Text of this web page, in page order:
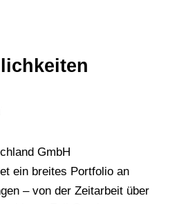
GmbH
ein breites Portfolio an
– von der Zeitarbeit über